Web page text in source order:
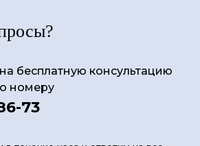
бесплатную консультацию
номеру
73